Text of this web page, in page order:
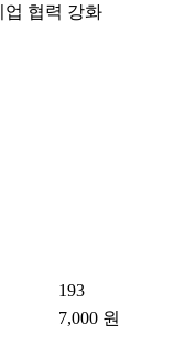
업 협력 강화
193
7,000 원